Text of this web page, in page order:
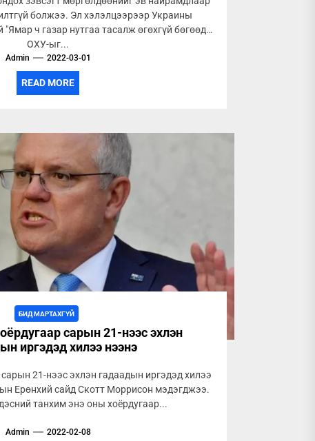
болжээ. Эл хэлэлцээрээр Украины
"Ямар ч газар нутгаа тасалж өгөхгүй бөгөөд
ОХУ-ыг...
Admin 2022-03-01
READ MORE
БИД МАРТАХГҮЙ
сарын 21-нээс эхлэн
иргэдэд хилээ нээнэ
21-нээс эхлэн гадаадын иргэдэд хилээ
Ерөнхий сайд Скотт Моррисон мэдэгджээ.
танхим энэ оны хоёрдугаар...
Admin 2022-02-08